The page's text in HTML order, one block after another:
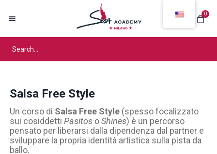
0
Salsa Free Style
Un corso di Salsa Free Style (spesso focalizzato
sui cosiddettiPasitos oShines) è un percorso
pensato per liberarsi dalla dipendenza dal partner e
sviluppare la propria identità artistica sulla pista da
ballo.